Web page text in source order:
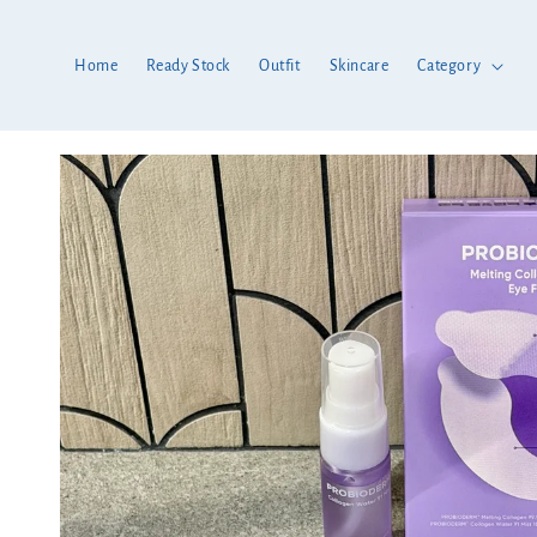
Home Ready Stock Outfit Skincare Category